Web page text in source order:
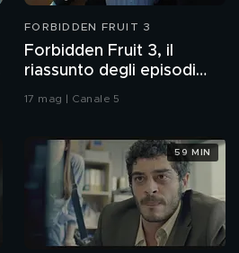
FORBIDDEN FRUIT 3
Forbidden Fruit 3, il
riassunto degli episodi
117-126
17 mag | Canale 5
59 MIN